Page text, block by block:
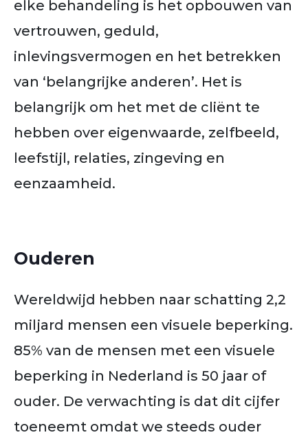
elke behandeling is het opbouwen van
vertrouwen, geduld,
inlevingsvermogen en het betrekken
van ‘belangrijke anderen’. Het is
belangrijk om het met de cliënt te
hebben over eigenwaarde, zelfbeeld,
leefstijl, relaties, zingeving en
eenzaamheid.
Ouderen
Wereldwijd hebben naar schatting 2,2
miljard mensen een visuele beperking.
85% van de mensen met een visuele
beperking in Nederland is 50 jaar of
ouder. De verwachting is dat dit cijfer
toeneemt omdat we steeds ouder